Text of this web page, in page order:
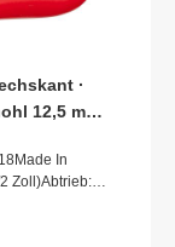
·
12,5 mm
In
Zoll)Abtrieb:
d1 (am